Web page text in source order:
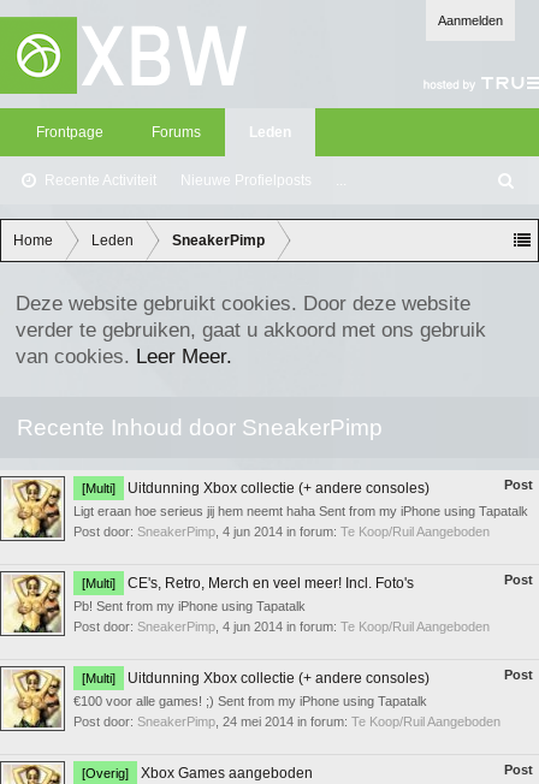
Aanmelden
Frontpage Forums Leden
Recente Activiteit Nieuwe Profielposts ...
oe
ke
n
Home Leden SneakerPimp
Deze website gebruikt cookies. Door deze website
verder te gebruiken, gaat u akkoord met ons gebruik
van cookies. Leer Meer.
Recente Inhoud door SneakerPimp
Post
[Multi] Uitdunning Xbox collectie (+ andere consoles)
Ligt eraan hoe serieus jij hem neemt haha Sent from my iPhone using Tapatalk
Post door: SneakerPimp 4 jun 2014 in forum: Te Koop/Ruil Aangeboden
Post
[Multi] CE's, Retro, Merch en veel meer! Incl. Foto's
Pb! Sent from my iPhone using Tapatalk
Post door: SneakerPimp 4 jun 2014 in forum: Te Koop/Ruil Aangeboden
Post
[Multi] Uitdunning Xbox collectie (+ andere consoles)
€100 voor alle games! ;) Sent from my iPhone using Tapatalk
Post door: SneakerPimp 24 mei 2014 in forum: Te Koop/Ruil Aangeboden
Post
[Overig] Xbox Games aangeboden